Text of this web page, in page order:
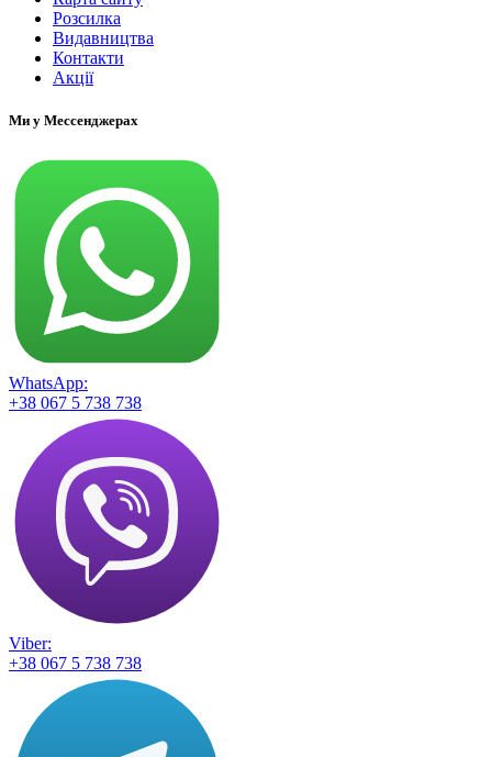
Розсилка
Видавництва
Контакти
Акції
Ми у Мессенджерах
WhatsApp:
+38 067 5 738 738
Viber:
+38 067 5 738 738